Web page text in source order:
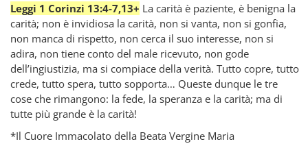
Leggi 1 Corinzi 13:4-7,13+ La carità è paziente, è benigna la
carità; non è invidiosa la carità, non si vanta, non si gonfia,
non manca di rispetto, non cerca il suo interesse, non si
adira, non tiene conto del male ricevuto, non gode
dell’ingiustizia, ma si compiace della verità. Tutto copre, tutto
crede, tutto spera, tutto sopporta… Queste dunque le tre
cose che rimangono: la fede, la speranza e la carità; ma di
tutte più grande è la carità!
*Il Cuore Immacolato della Beata Vergine Maria